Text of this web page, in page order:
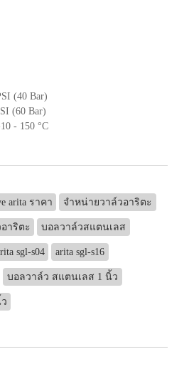
(40 Bar)
(60 Bar)
- 150 °C
arita ราคา จำหน่ายวาล์วอาริตะ
าริตะ บอลวาล์วสแตนเลส
sgl-s04 arita sgl-s16
บอลวาล์ว สแตนเลส 1 นิ้ว